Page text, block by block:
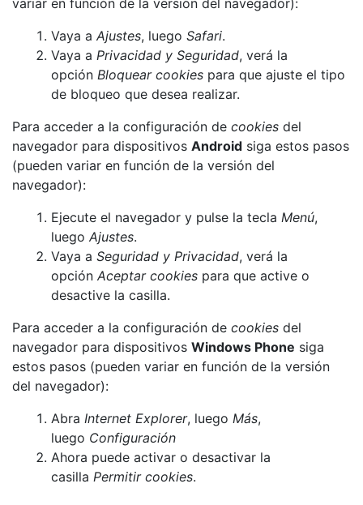
Vaya a Ajustes, luego Safari.
Vaya a Privacidad y Seguridad, verá la
opción Bloquear cookies para que ajuste el tipo
de bloqueo que desea realizar.
Para acceder a la configuración de cookies del
navegador para dispositivos Android siga estos pasos
(pueden variar en función de la versión del
navegador):
Ejecute el navegador y pulse la tecla Menú,
luego Ajustes.
Vaya a Seguridad y Privacidad, verá la
opción Aceptar cookies para que active o
desactive la casilla.
Para acceder a la configuración de cookies del
navegador para dispositivos Windows Phone siga
estos pasos (pueden variar en función de la versión
del navegador):
Abra Internet Explorer, luego Más,
luego Configuración
Ahora puede activar o desactivar la
casilla Permitir cookies.